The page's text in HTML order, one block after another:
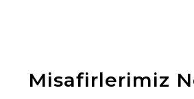
Misafirlerimiz